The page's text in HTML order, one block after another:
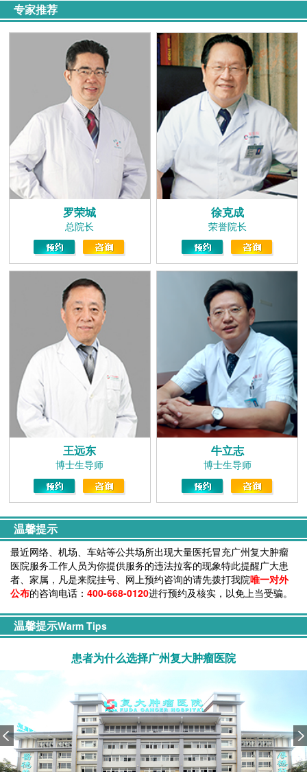
专家推荐
罗荣城
总院长
徐克成
荣誉院长
王远东
博士生导师
牛立志
博士生导师
温馨提示
最近网络、机场、车站等公共场所出现大量医托冒充广州复大肿瘤
医院服务工作人员为你提供服务的违法拉客的现象特此提醒广大患
者、家属，凡是来院挂号、网上预约咨询的请先拨打我院唯一对外
公布的咨询电话： 400-668-0120进行预约及核实，以免上当受骗。
温馨提示Warm Tips
患者为什么选择广州复大肿瘤医院